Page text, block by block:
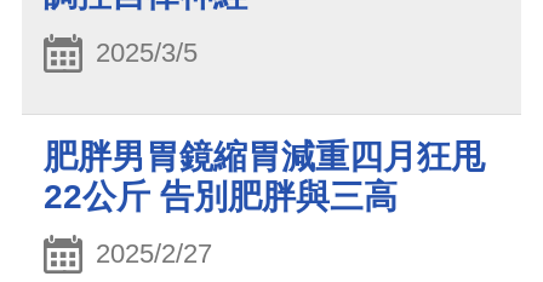
2025/3/5
肥胖男胃鏡縮胃減重四月狂甩
22公斤 告別肥胖與三高
2025/2/27